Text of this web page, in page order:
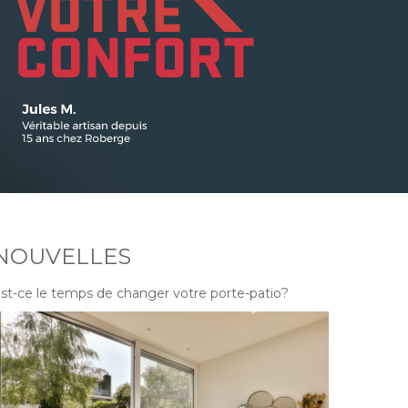
ce le temps de changer votre porte-patio?